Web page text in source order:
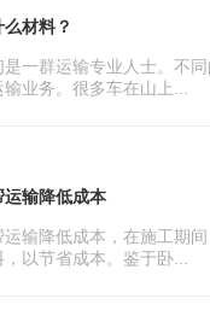
材料？
一群运输专业人士。不
业务。很多车在山上...
输降低成本
输降低成本，在施工期
以节省成本。鉴于卧...